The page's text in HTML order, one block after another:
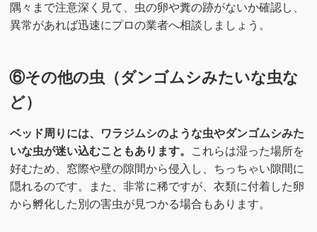
隅々まで注意深く見て、虫の卵や糞の跡がないか確認し、
異常があれば迅速にプロの業者へ相談しましょう。
⑥その他の虫（ダンゴムシみたいな虫な
ど）
ベッド周りには、ワラジムシのような虫やダンゴムシみた
いな虫が迷い込むこともあります。
これらは湿った場所を
好むため、窓際や壁の隙間から侵入し、ちっちゃい隙間に
隠れるのです。また、非常に稀ですが、衣類に付着した卵
から孵化した別の害虫が見つかる場合もあります。